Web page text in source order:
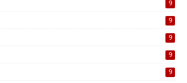
9
9
9
9
9